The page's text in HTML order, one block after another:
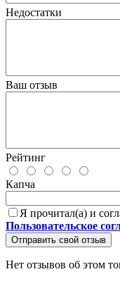
Недостатки
Ваш отзыв
Рейтинг
Капча
Я прочитал(а) и
Пользовательское
Отправить свой отзыв
Нет отзывов об этом